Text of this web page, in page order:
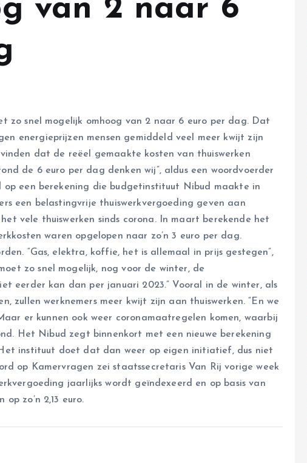
van 2 naar 6
zo snel mogelijk omhoog van 2 naar 6 euro per dag. Dat
energieprijzen mensen gemiddeld veel meer kwijt zijn
dat de reëel gemaakte kosten van thuiswerken
de 6 euro per dag denken wij”, aldus een woordvoerder
op een berekening die budgetinstituut Nibud maakte in
een belastingvrije thuiswerkvergoeding geven aan
vele thuiswerken sinds corona. In maart berekende het
waren opgelopen naar zo’n 3 euro per dag.
“Gas, elektra, koffie, het is allemaal in prijs gestegen”,
zo snel mogelijk, nog voor de winter, de
eerder kan dan per januari 2023.” Vooral in de winter, als
zullen werknemers meer kwijt zijn aan thuiswerken. “En we
er kunnen ook weer coronamaatregelen komen, waarbij
Het Nibud zegt binnenkort met een nieuwe berekening
instituut doet dat dan weer op eigen initiatief, dus niet
op Kamervragen zei staatssecretaris Van Rij vorige week
jaarlijks wordt geïndexeerd en op basis van
zo’n 2,13 euro.